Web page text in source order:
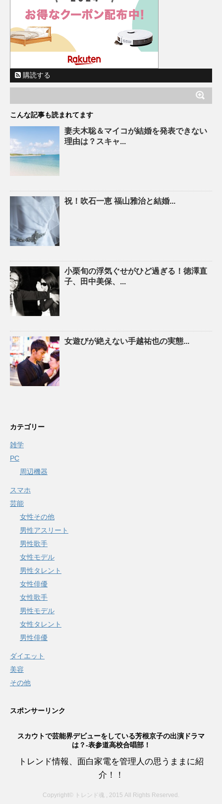
購読する
こんな記事も読まれてます
妻夫木聡＆マイコが結婚を発表できない
理由は？スキャ...
祝！吹石一恵 福山雅治と結婚...
小栗旬の浮気ぐせがひど過ぎる！徳澤直
子、田中美保、...
女遊びが絶えない手越祐也の実態...
カテゴリー
雑学
PC
周辺機器
スマホ
芸能
女性その他
男性アスリート
男性歌手
女性モデル
男性タレント
女性俳優
女性歌手
男性モデル
女性タレント
男性俳優
ダイエット
美容
その他
スポンサーリンク
スカウトで芸能界デビューをしている芳根京子の出演ドラマ
は？-表参道高校合唱部！
トレンド情報、面白家電を管理人の思うままに紹
介！！
Copyright© トレンド魂 , 2015 All Rights Reserved.